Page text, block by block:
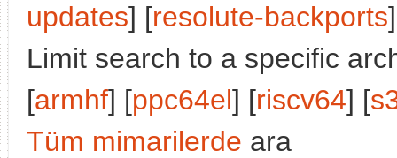
updates] [resolute-backports
Limit search to a specific
[armhf] [ppc64el] [riscv64] [
Tüm mimarilerde ara